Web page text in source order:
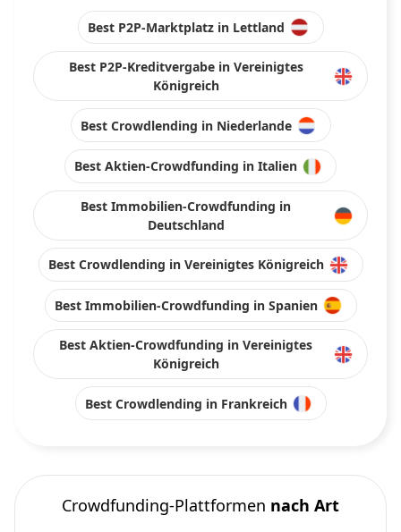
Best P2P-Marktplatz in Lettland
Best P2P-Kreditvergabe in Vereinigtes
Königreich
Best Crowdlending in Niederlande
Best Aktien-Crowdfunding in Italien
Best Immobilien-Crowdfunding in
Deutschland
Best Crowdlending in Vereinigtes Königreich
Best Immobilien-Crowdfunding in Spanien
Best Aktien-Crowdfunding in Vereinigtes
Königreich
Best Crowdlending in Frankreich
Crowdfunding-Plattformen nach Art